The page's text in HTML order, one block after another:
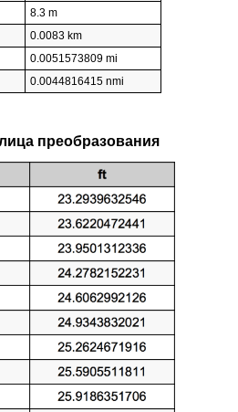
8.3 m
0.0083 km
0.0051573809 mi
0.0044816415 nmi
преобразования